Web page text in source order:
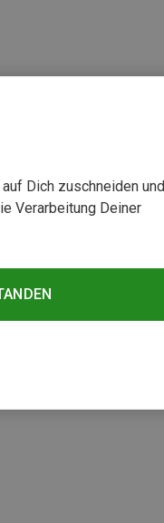
Dich zuschneiden und
Verarbeitung Deiner